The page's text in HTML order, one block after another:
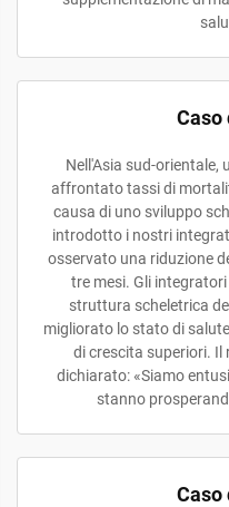
Caso
Nell'Asia sud-orientale,
affrontato tassi di
causa di uno sviluppo
introdotto i nostri
osservato una riduzione
tre mesi. Gli
struttura scheletrica
migliorato lo stato di
di crescita superiori. Il
dichiarato: «Siamo
stanno
Caso